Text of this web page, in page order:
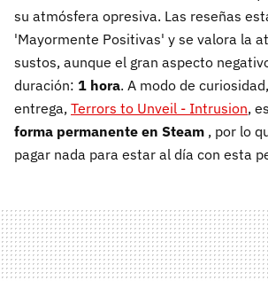
su atmósfera opresiva. Las reseñas
'Mayormente Positivas' y se valora la
sustos, aunque el gran aspecto
duración: 1 hora. A modo de
entrega, Terrors to Unveil - Intrusion,
forma permanente en Steam , por lo
pagar nada para estar al día con esta